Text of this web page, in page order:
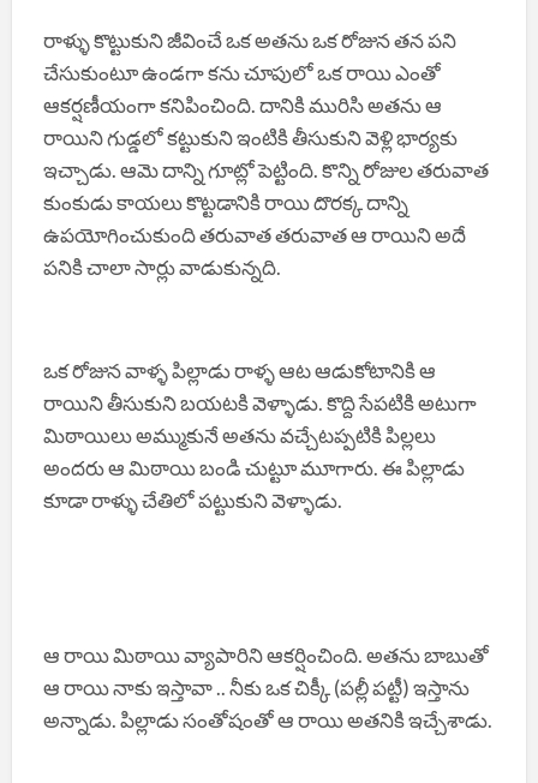
రాళ్ళు కొట్టుకుని జీవించే ఒక అతను ఒక రోజున తన పని
చేసుకుంటూ ఉండగా కను చూపులో ఒక రాయి ఎంతో
ఆకర్షణీయంగా కనిపించింది. దానికి మురిసి అతను ఆ
రాయిని గుడ్డలో కట్టుకుని ఇంటికి తీసుకుని వెళ్లి భార్యకు
ఇచ్చాడు. ఆమె దాన్ని గూట్లో పెట్టింది. కొన్ని రోజుల తరువాత
కుంకుడు కాయలు కొట్టడానికి రాయి దొరక్క దాన్ని
ఉపయోగించుకుంది తరువాత తరువాత ఆ రాయిని అదే
పనికి చాలా సార్లు వాడుకున్నది.
ఒక రోజున వాళ్ళ పిల్లాడు రాళ్ళ ఆట ఆడుకోటానికి ఆ
రాయిని తీసుకుని బయటకి వెళ్ళాడు. కొద్ది సేపటికి అటుగా
మిఠాయిలు అమ్ముకునే అతను వచ్చేటప్పటికి పిల్లలు
అందరు ఆ మిఠాయి బండి చుట్టూ మూగారు. ఈ పిల్లాడు
కూడా రాళ్ళు చేతిలో పట్టుకుని వెళ్ళాడు.
ఆ రాయి మిఠాయి వ్యాపారిని ఆకర్షించింది. అతను బాబుతో
ఆ రాయి నాకు ఇస్తావా .. నీకు ఒక చిక్కీ (పల్లీ పట్టీ) ఇస్తాను
అన్నాడు. పిల్లాడు సంతోషంతో ఆ రాయి అతనికి ఇచ్చేశాడు.